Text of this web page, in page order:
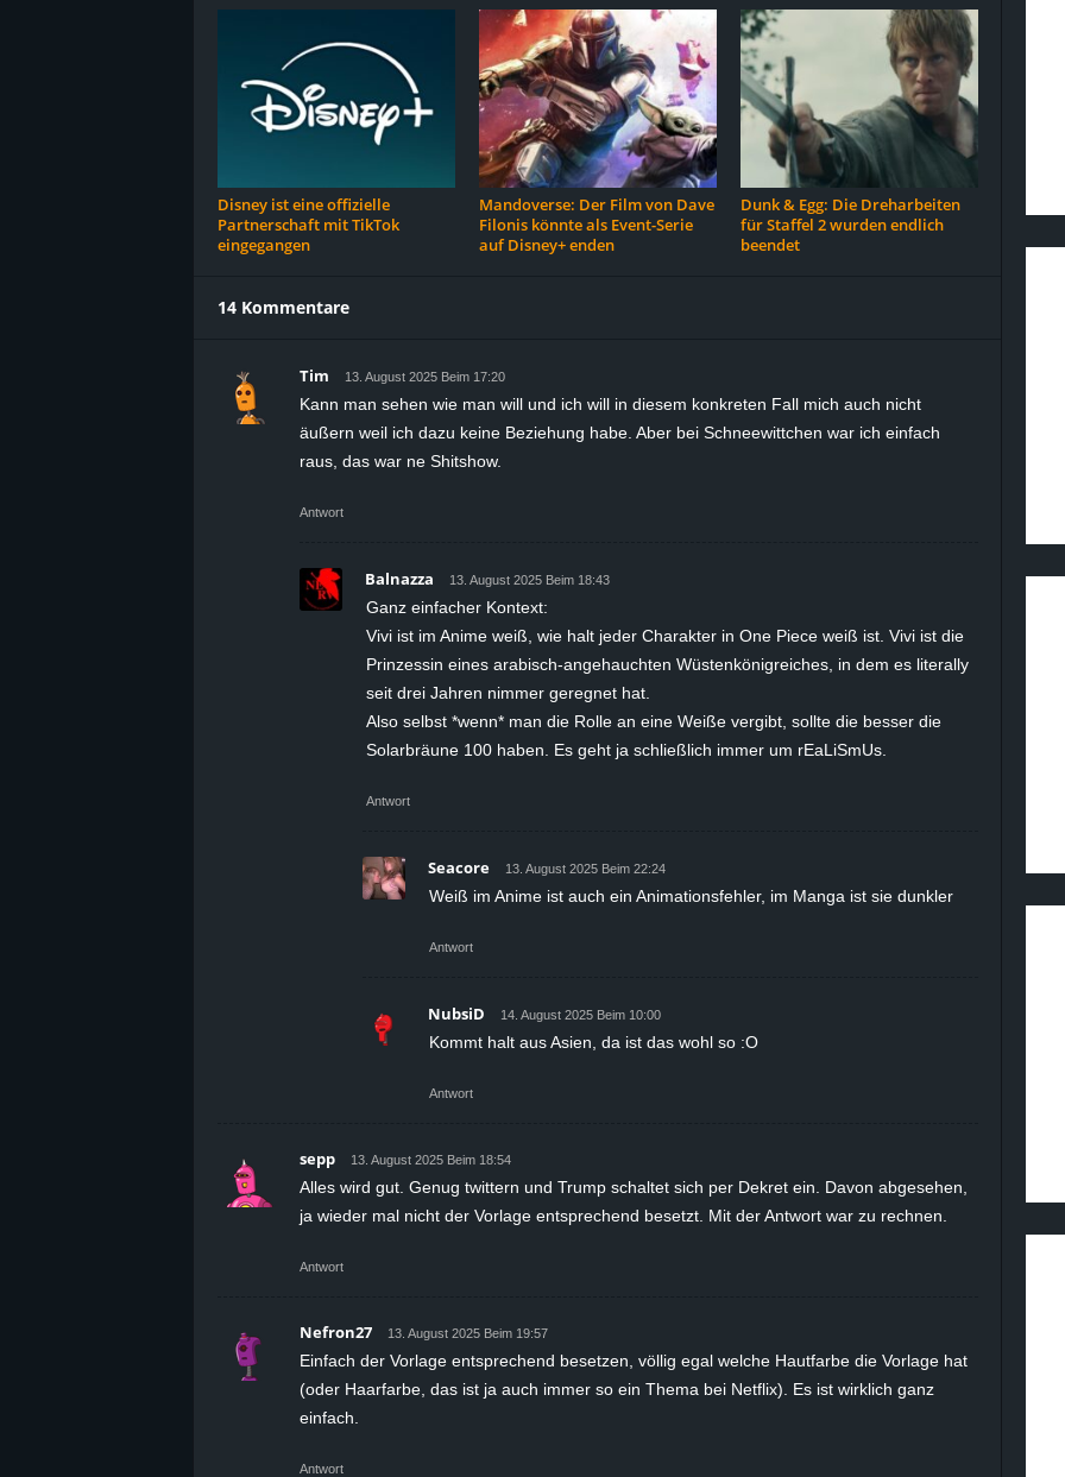
Disney ist eine offizielle
Partnerschaft mit TikTok
eingegangen
Mandoverse: Der Film von Dave
Filonis könnte als Event-Serie
auf Disney+ enden
Dunk & Egg: Die Dreharbeiten
für Staffel 2 wurden endlich
beendet
14 Kommentare
Tim 13. August 2025 Beim 17:20
Kann man sehen wie man will und ich will in diesem konkreten Fall mich auch nicht
äußern weil ich dazu keine Beziehung habe. Aber bei Schneewittchen war ich einfach
raus, das war ne Shitshow.
Antwort
Balnazza 13. August 2025 Beim 18:43
Ganz einfacher Kontext:
Vivi ist im Anime weiß, wie halt jeder Charakter in One Piece weiß ist. Vivi ist die
Prinzessin eines arabisch-angehauchten Wüstenkönigreiches, in dem es literally
seit drei Jahren nimmer geregnet hat.
Also selbst *wenn* man die Rolle an eine Weiße vergibt, sollte die besser die
Solarbräune 100 haben. Es geht ja schließlich immer um rEaLiSmUs.
Antwort
Seacore 13. August 2025 Beim 22:24
Weiß im Anime ist auch ein Animationsfehler, im Manga ist sie dunkler
Antwort
NubsiD 14. August 2025 Beim 10:00
Kommt halt aus Asien, da ist das wohl so :O
Antwort
sepp 13. August 2025 Beim 18:54
Alles wird gut. Genug twittern und Trump schaltet sich per Dekret ein. Davon abgesehen,
ja wieder mal nicht der Vorlage entsprechend besetzt. Mit der Antwort war zu rechnen.
Antwort
Nefron27 13. August 2025 Beim 19:57
Einfach der Vorlage entsprechend besetzen, völlig egal welche Hautfarbe die Vorlage hat
(oder Haarfarbe, das ist ja auch immer so ein Thema bei Netflix). Es ist wirklich ganz
einfach.
Antwort